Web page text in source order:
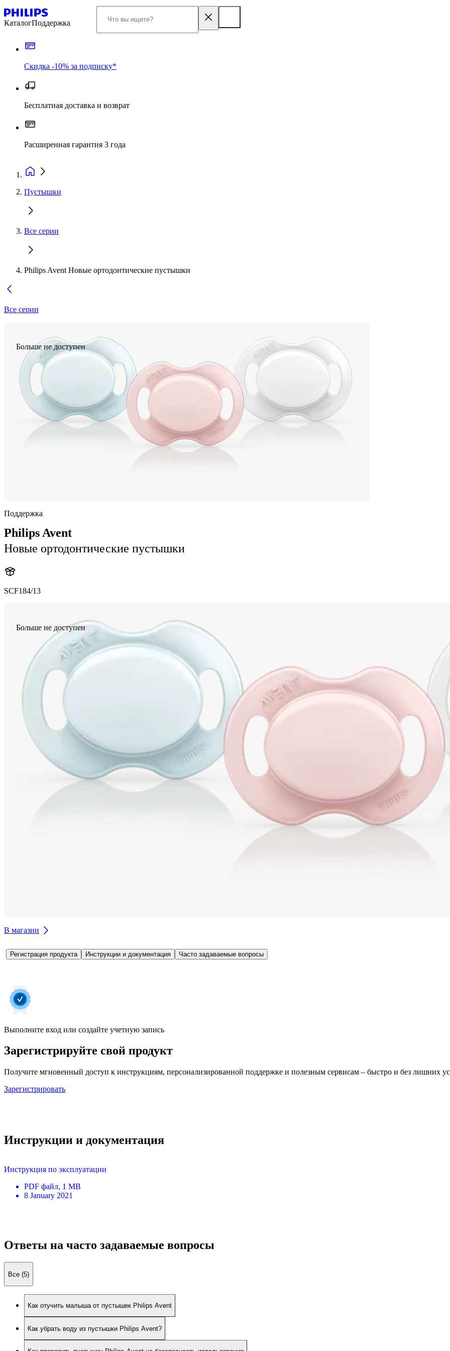
КаталогПоддержка
Скидка -10% за подписку*
Бесплатная доставка и возврат
Расширенная гарантия 3 года
Пустышки
Все серии
Philips Avent Новые ортодонтические пустышки
Все серии
Больше не доступен
Поддержка
Philips Avent
Новые ортодонтические пустышки
SCF184/13
Больше не доступен
В магазин
Регистрация продукта Инструкции и документация Часто задаваемые вопросы
Выполните вход или создайте учетную запись
Зарегистрируйте свой продукт
Получите мгновенный доступ к инструкциям, персонализированной поддержке и полезным сервисам – быстро и без лишних
Зарегистрировать
Инструкции и документация
Инструкция по эксплуатации
PDF файл, 1 MB
8 January 2021
Ответы на часто задаваемые вопросы
Все (5)
Как отучить малыша от пустышек Philips Avent
Как убрать воду из пустышки Philips Avent?